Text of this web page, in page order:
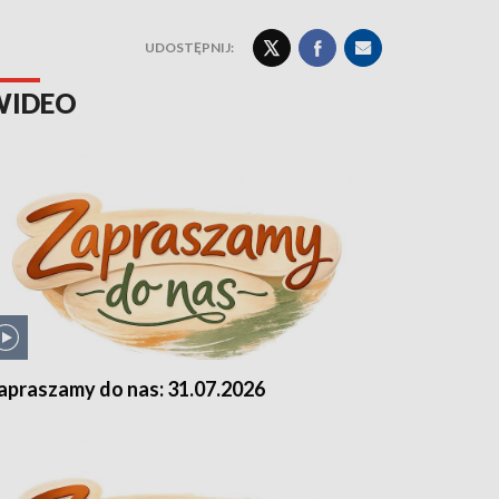
UDOSTĘPNIJ:
do nas: 31.07.2026